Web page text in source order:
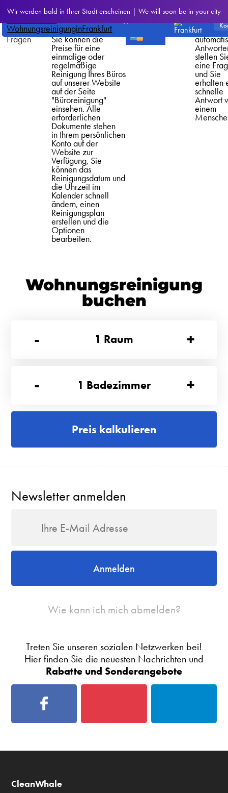
Wir werden bald in Ihrer Stadt erscheinen | We will soon be in your city
>Häufig
gestellte
Fragen
Wir reinigen Büros
und
Gewerbeimmobilien.
Sie können die
Preise für eine
einmalige oder
regelmäßige
Reinigung Ihres Büros
auf unserer Website
auf der Seite
"Büroreinigung"
einsehen. Alle
erforderlichen
Dokumente stehen
in Ihrem persönlichen
Konto auf der
Website zur
Verfügung, Sie
können das
Reinigungsdatum und
die Uhrzeit im
Kalender schnell
ändern, einen
Reinigungsplan
erstellen und die
Optionen
bearbeiten.
Fensterreinigung
bestellen
häufig
gestellte
Fragen
Keine
und
stellen
eine
und Sie
erhalten
schnelle
Antwort
einem
Wohnungsreinigung
buchen
-
1 Raum +
- 1 Badezimmer +
Preis kalkulieren
Newsletter anmelden
Anmelden
Wie kann ich mich abmelden?
Treten Sie unseren sozialen Netzwerken bei!
Hier finden Sie die neuesten Nachrichten und
Rabatte und Sonderangebote
CleanWhale